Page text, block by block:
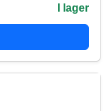
I lager